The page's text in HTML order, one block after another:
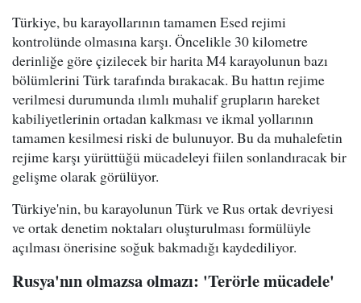
Türkiye, bu karayollarının tamamen Esed rejimi
kontrolünde olmasına karşı. Öncelikle 30 kilometre
derinliğe göre çizilecek bir harita M4 karayolunun bazı
bölümlerini Türk tarafında bırakacak. Bu hattın rejime
verilmesi durumunda ılımlı muhalif grupların hareket
kabiliyetlerinin ortadan kalkması ve ikmal yollarının
tamamen kesilmesi riski de bulunuyor. Bu da muhalefetin
rejime karşı yürüttüğü mücadeleyi fiilen sonlandıracak bir
gelişme olarak görülüyor.
Türkiye'nin, bu karayolunun Türk ve Rus ortak devriyesi
ve ortak denetim noktaları oluşturulması formülüyle
açılması önerisine soğuk bakmadığı kaydediliyor.
Rusya'nın olmazsa olmazı: 'Terörle mücadele'